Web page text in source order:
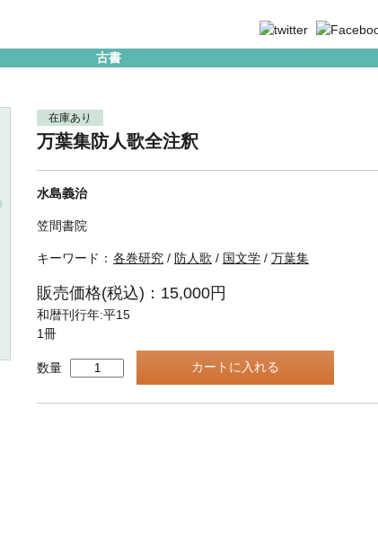
古書
在庫あり
万葉集防人歌全注釈
水島義治
笠間書院
キーワード： 各巻研究 / 防人歌 / 国文学 / 万葉集
販売価格(税込)：15,000円
和暦刊行年:平15
1冊
数量